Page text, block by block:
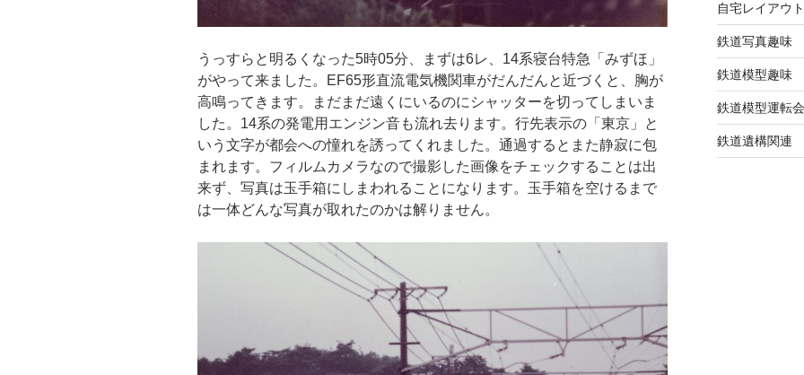
うっすらと明るくなった5時05分、まずは6レ、14系寝台特急「みずほ」
がやって来ました。EF65形直流電気機関車がだんだんと近づくと、胸が
高鳴ってきます。まだまだ遠くにいるのにシャッターを切ってしまいま
した。14系の発電用エンジン音も流れ去ります。行先表示の「東京」と
いう文字が都会への憧れを誘ってくれました。通過するとまた静寂に包
まれます。フィルムカメラなので撮影した画像をチェックすることは出
来ず、写真は玉手箱にしまわれることになります。玉手箱を空けるまで
は一体どんな写真が取れたのかは解りません。
自宅レイアウ
鉄道写真趣味
鉄道模型趣味
鉄道模型運転会
鉄道遺構関連